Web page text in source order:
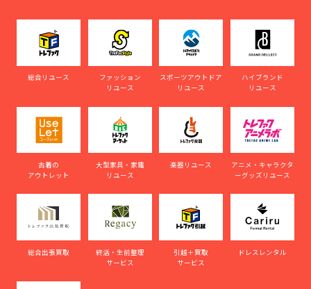
総合リユース
ファッション
リユース
スポーツアウトドア
リユース
ハイブランド
リユース
古着の
アウトレット
大型家具・家電
リユース
楽器リユース
アニメ・キャラクタ
ーグッズリユース
総合出張買取
終活・生前整理
サービス
引越＋買取
サービス
ドレスレンタル